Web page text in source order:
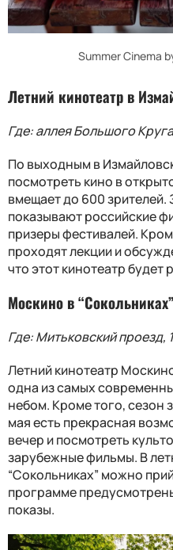
Summer Cinema
Летний кинотеатр в
Где: аллея Большого
По выходным в
посмотреть кино в
вмещает до 600
показывают российские
призеры фестивалей.
проходят лекции и
что этот кинотеатр будет
Москино в “Сокольниках”
Где: Митьковский проезд,
Летний кинотеатр
одна из самых
небом. Кроме того, сезон
мая есть прекрасная
вечер и посмотреть
зарубежные фильмы. В
“Сокольниках” можно
программе
показы.